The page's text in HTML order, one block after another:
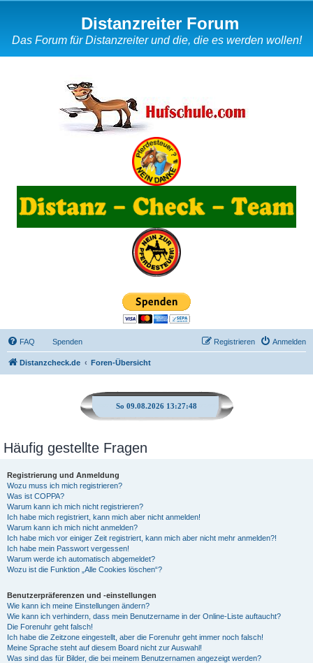
Distanzreiter Forum
Das Forum für Distanzreiter und die, die es werden wollen!
FAQ Spenden Anmelden
Registrieren
Distanzcheck.de Foren-Übersicht
So 09.08.2026 13:27:49
Häufig gestellte Fragen
Registrierung und Anmeldung
Wozu muss ich mich registrieren?
Was ist COPPA?
Warum kann ich mich nicht registrieren?
Ich habe mich registriert, kann mich aber nicht anmelden!
Warum kann ich mich nicht anmelden?
Ich habe mich vor einiger Zeit registriert, kann mich aber nicht mehr anmelden?!
Ich habe mein Passwort vergessen!
Warum werde ich automatisch abgemeldet?
Wozu ist die Funktion „Alle Cookies löschen“?
Benutzerpräferenzen und -einstellungen
Wie kann ich meine Einstellungen ändern?
Wie kann ich verhindern, dass mein Benutzername in der Online-Liste auftaucht?
Die Forenuhr geht falsch!
Ich habe die Zeitzone eingestellt, aber die Forenuhr geht immer noch falsch!
Meine Sprache steht auf diesem Board nicht zur Auswahl!
Was sind das für Bilder, die bei meinem Benutzernamen angezeigt werden?